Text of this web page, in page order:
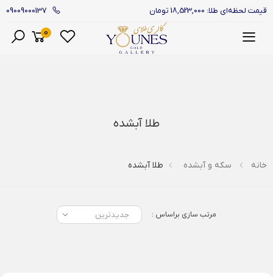
قیمت لحظه‌ای طلا: 18,523,000 تومان 09009000137
منو
0
طلا آبشده
خانه سکه و آبشده طلا آبشده
مرتب سازی براساس :